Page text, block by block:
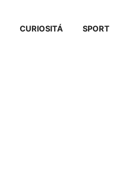
CURIOSITÁ SPORT